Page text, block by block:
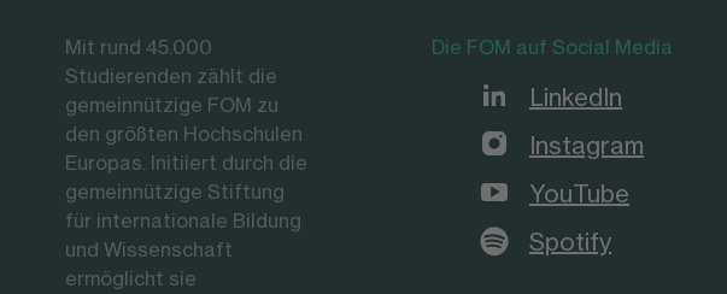
Mit rund 45.000
Studierenden zählt die
gemeinnützige FOM zu
den größten Hochschulen
Europas. Initiiert durch die
gemeinnützige Stiftung
für internationale Bildung
und Wissenschaft
ermöglicht sie
Die FOM auf Social Media
LinkedIn
Instagram
YouTube
Spotify